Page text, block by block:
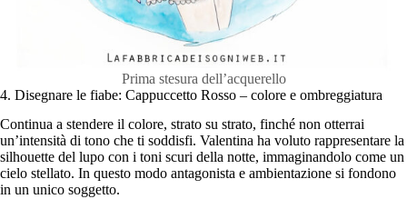
Prima stesura dell’acquerello
4. Disegnare le fiabe: Cappuccetto Rosso – colore e ombreggiatura
Continua a stendere il colore, strato su strato, finché non otterrai
un’intensità di tono che ti soddisfi. Valentina ha voluto rappresentare la
silhouette del lupo con i toni scuri della notte, immaginandolo come un
cielo stellato. In questo modo antagonista e ambientazione si fondono
in un unico soggetto.